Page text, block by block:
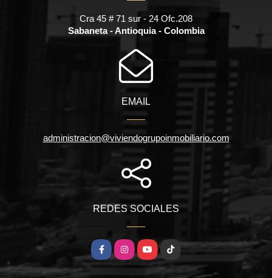
Cra 45 # 71 sur - 24 Ofc.208
Sabaneta - Antioquia - Colombia
EMAIL
administracion@viviendogrupoinmobiliario.com
REDES SOCIALES
FacebookInstagramYouTubeTikTok